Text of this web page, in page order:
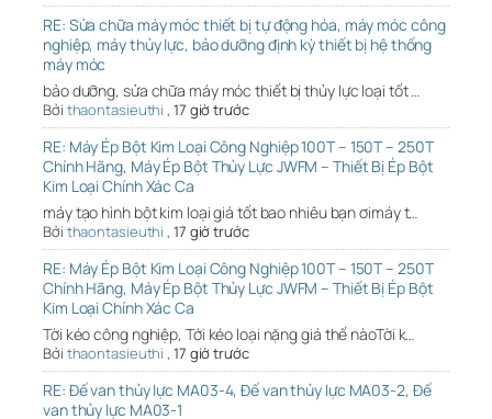
RE: Sửa chữa máy móc thiết bị tự động hóa, máy móc công
nghiệp, máy thủy lực, bảo dưỡng định kỳ thiết bị hệ thống
máy móc
bảo dưỡng, sửa chữa máy móc thiết bị thủy lực loại tốt …
Bởi thaontasieuthi , 17 giờ trước
RE: Máy Ép Bột Kim Loại Công Nghiệp 100T – 150T – 250T
Chính Hãng, Máy Ép Bột Thủy Lực JWFM – Thiết Bị Ép Bột
Kim Loại Chính Xác Ca
máy tạo hình bột kim loại giá tốt bao nhiêu bạn ơimáy t…
Bởi thaontasieuthi , 17 giờ trước
RE: Máy Ép Bột Kim Loại Công Nghiệp 100T – 150T – 250T
Chính Hãng, Máy Ép Bột Thủy Lực JWFM – Thiết Bị Ép Bột
Kim Loại Chính Xác Ca
Tời kéo công nghiệp, Tới kéo loại nặng giá thế nàoTời k…
Bởi thaontasieuthi , 17 giờ trước
RE: Đế van thủy lực MA03-4, Đế van thủy lực MA03-2, Đế
van thủy lực MA03-1